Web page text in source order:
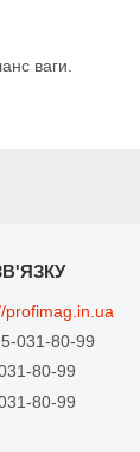
ваги.
profimag.in.ua
031-80-99
80-99
80-99